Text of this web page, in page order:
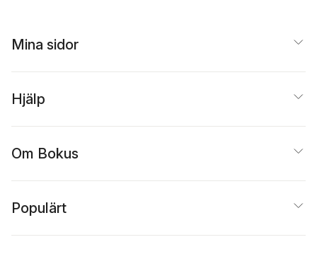
Mina sidor
Hjälp
Om Bokus
Populärt